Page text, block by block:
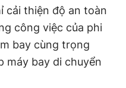
cải thiện độ an toàn
công việc của phi
bay cùng trọng
máy bay di chuyển